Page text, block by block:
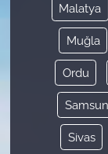
Malatya
Muğla
Ordu
Samsun
Sivas